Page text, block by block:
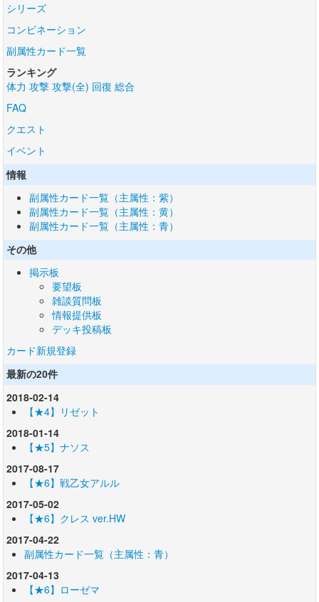
シリーズ
コンビネーション
副属性カード一覧
ランキング
体力 攻撃 攻撃(全) 回復 総合
FAQ
クエスト
イベント
情報
副属性カード一覧（主属性：紫）
副属性カード一覧（主属性：黄）
副属性カード一覧（主属性：青）
その他
掲示板
要望板
雑談質問板
情報提供板
デッキ投稿板
カード新規登録
最新の20件
2018-02-14
【★4】リゼット
2018-01-14
【★5】ナソス
2017-08-17
【★6】戦乙女アルル
2017-05-02
【★6】クレス ver.HW
2017-04-22
副属性カード一覧（主属性：青）
2017-04-13
【★6】ローゼマ